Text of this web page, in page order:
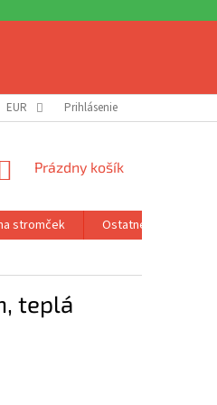
REKLAMÁCIA A VRÁTENIE
EUR Prihlásenie
NÁKUPNÝ
Prázdny košík
stromček
Ostatné
teplá